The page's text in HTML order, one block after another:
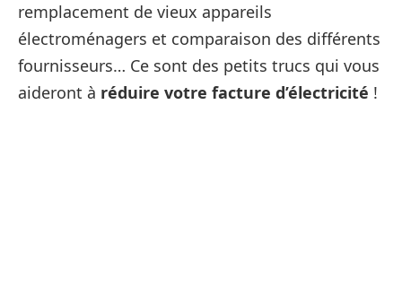
remplacement de vieux appareils
électroménagers et comparaison des différents
fournisseurs… Ce sont des petits trucs qui vous
aideront à réduire votre facture d’électricité !